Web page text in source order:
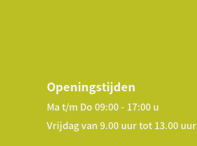
Openingstijden
Ma t/m Do 09:00 - 17:00 u
Vrijdag van 9.00 uur tot 13.00 uur